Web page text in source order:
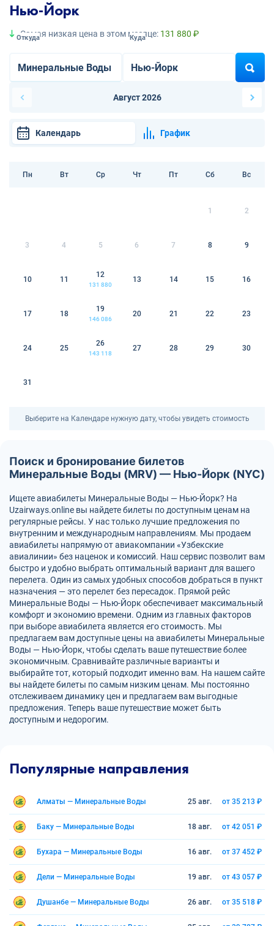
Нью-Йорк
Самая низкая цена в этом месяце: 131 880 ₽
Откуда Куда
Август 2026
Календарь График
Пн Вт Ср Чт Пт Сб Вс
1 2
3 4 5 6 7 8 9
10 11
12
131 880
13 14 15 16
17 18
19
146 086
20 21 22 23
24 25
26
143 118
27 28 29 30
31
Выберите на Календаре нужную дату, чтобы увидеть стоимость
Поиск и бронирование билетов
Минеральные Воды (MRV) — Нью-Йорк (NYC)
Ищете авиабилеты Минеральные Воды — Нью-Йорк? На
Uzairways.online вы найдете билеты по доступным ценам на
регулярные рейсы. У нас только лучшие предложения по
внутренним и международным направлениям. Мы продаем
авиабилеты напрямую от авиакомпании «Узбекские
авиалинии» без наценок и комиссий. Наш сервис позволит вам
быстро и удобно выбрать оптимальный вариант для вашего
перелета. Один из самых удобных способов добраться в пункт
назначения — это перелет без пересадок. Прямой рейс
Минеральные Воды — Нью-Йорк обеспечивает максимальный
комфорт и экономию времени. Одним из главных факторов
при выборе авиабилета является его стоимость. Мы
предлагаем вам доступные цены на авиабилеты Минеральные
Воды — Нью-Йорк, чтобы сделать ваше путешествие более
экономичным. Сравнивайте различные варианты и
выбирайте тот, который подходит именно вам. На нашем сайте
вы найдете билеты по самым низким ценам. Мы постоянно
отслеживаем динамику цен и предлагаем вам выгодные
предложения. Теперь ваше путешествие может быть
доступным и недорогим.
Популярные направления
Алматы — Минеральные Воды 25 авг. от 35 213 ₽
Баку — Минеральные Воды 18 авг. от 42 051 ₽
Бухара — Минеральные Воды 16 авг. от 37 452 ₽
Дели — Минеральные Воды 19 авг. от 43 057 ₽
Душанбе — Минеральные Воды 26 авг. от 35 518 ₽